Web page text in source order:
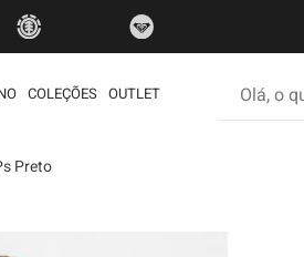
compras acima de R$ 499 | Consulte as Regras
COLEÇÕES OUTLET
Preto
buscados